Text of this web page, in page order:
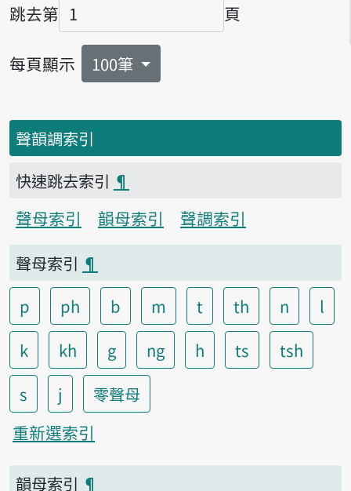
跳去第
頁碼
頁
每頁顯示 100筆
聲韻調索引
快速跳去索引 ¶
聲母索引
韻母索引
聲調索引
聲母索引 ¶
p
ph b m t th n
l
k
kh g ng h ts
tsh
s
j
零聲母
重新選索引
韻母索引 ¶